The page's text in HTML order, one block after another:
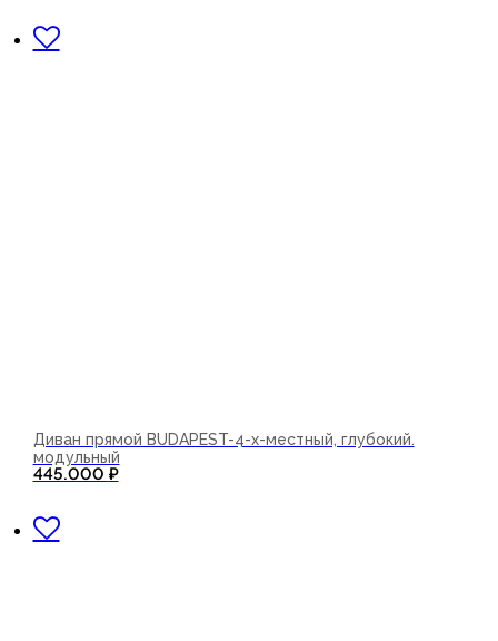
Диван прямой BUDAPEST-4-х-местный, глубокий.
модульный
445.000 ₽